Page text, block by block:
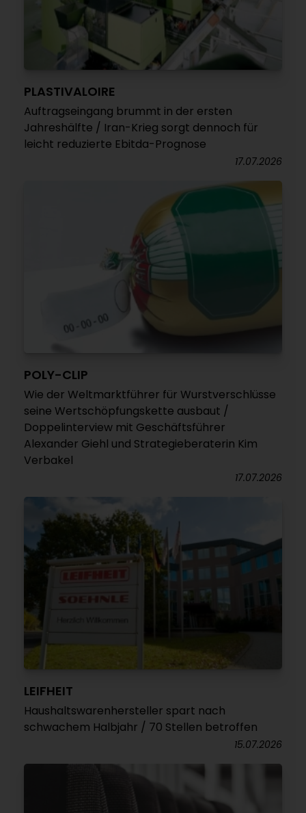
PLASTIVALOIRE
Auftragseingang brummt in der ersten
Jahreshälfte / Iran-Krieg sorgt dennoch für
leicht reduzierte Ebitda-Prognose
17.07.2026
POLY-CLIP
Wie der Weltmarktführer für Wurstverschlüsse
seine Wertschöpfungskette ausbaut /
Doppelinterview mit Geschäftsführer
Alexander Giehl und Strategieberaterin Kim
Verbakel
17.07.2026
LEIFHEIT
Haushaltswarenhersteller spart nach
schwachem Halbjahr / 70 Stellen betroffen
15.07.2026